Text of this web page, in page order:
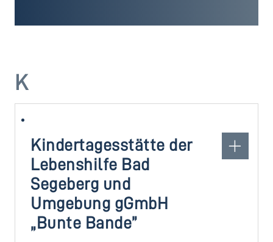
K
Kindertagesstätte der
Lebenshilfe Bad
Segeberg und
Umgebung gGmbH
„Bunte Bande”